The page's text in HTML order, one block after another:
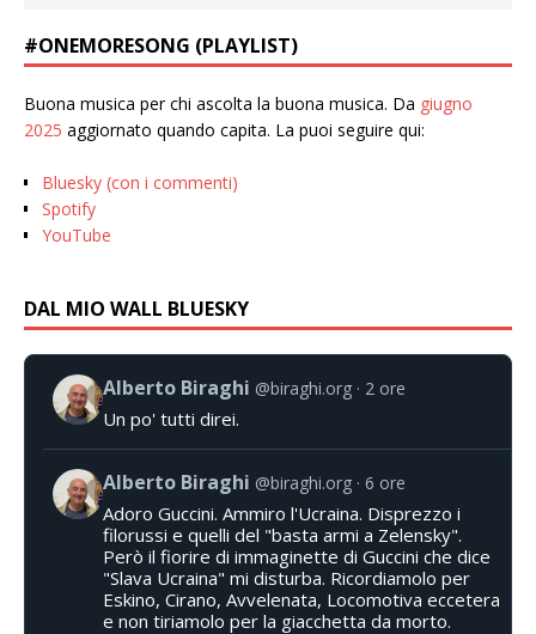
#ONEMORESONG (PLAYLIST)
Buona musica per chi ascolta la buona musica. Da giugno
2025 aggiornato quando capita. La puoi seguire qui:
Bluesky (con i commenti)
Spotify
YouTube
DAL MIO WALL BLUESKY
Alberto Biraghi @biraghi.org 2 ore
Un po' tutti direi.
Alberto Biraghi @biraghi.org 6 ore
Adoro Guccini. Ammiro l'Ucraina. Disprezzo i
filorussi e quelli del "basta armi a Zelensky".
Però il fiorire di immaginette di Guccini che dice
"Slava Ucraina" mi disturba. Ricordiamolo per
Eskino, Cirano, Avvelenata, Locomotiva eccetera
e non tiriamolo per la giacchetta da morto.